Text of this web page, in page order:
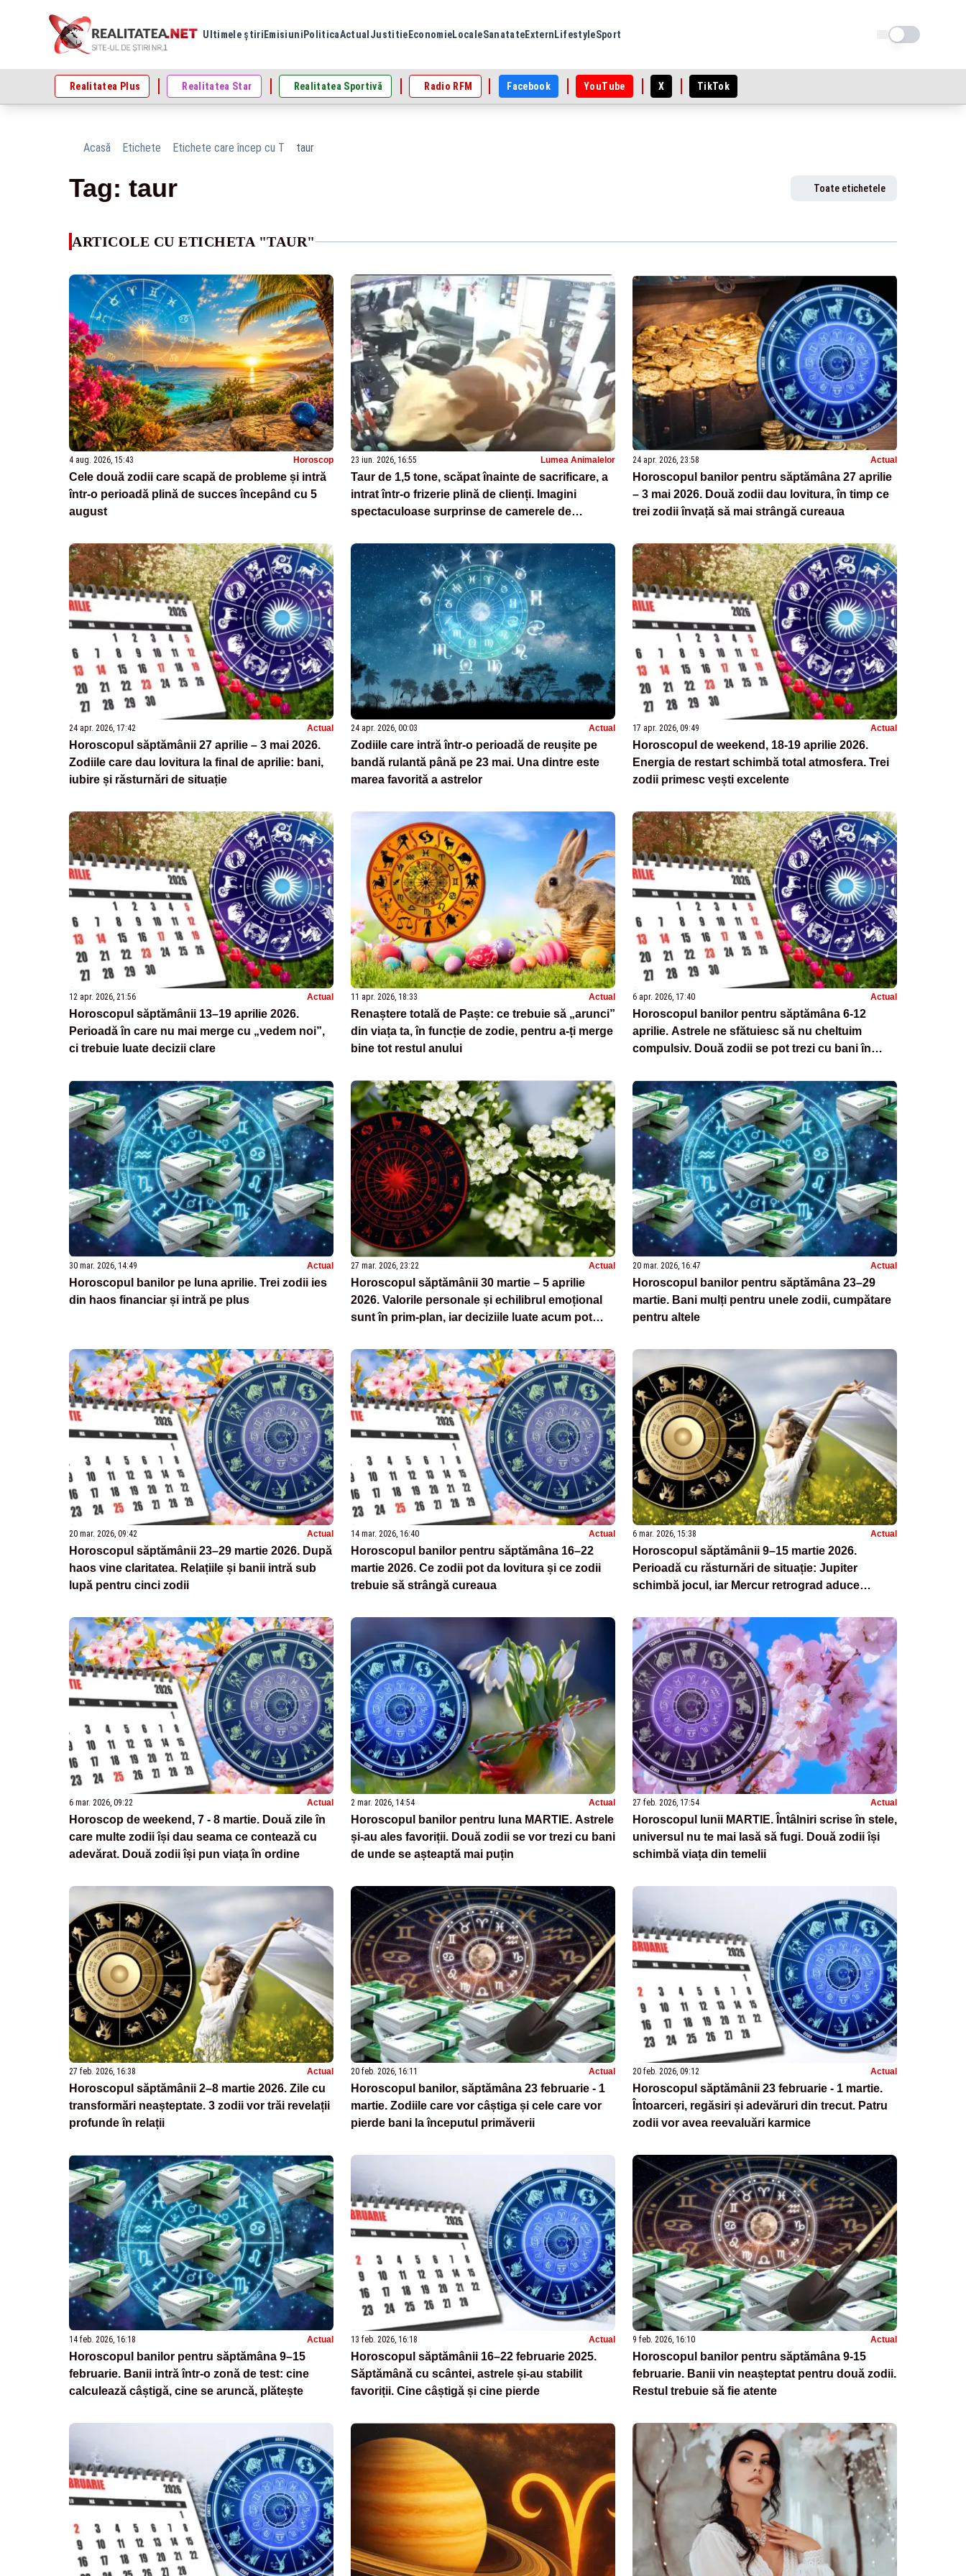
Ultimele știri Emisiuni PoliticaActual Justitie EconomieLocaleSanatateExtern LifestyleSport Schimba tema
Realitatea Plus Realitatea Star Realitatea Sportivă Radio RFM Facebook YouTube X TikTok
Acasă Etichete Etichete care încep cu T taur
Tag: taur Toate etichetele
ARTICOLE CU ETICHETA "TAUR"
4 aug. 2026, 15:43 Horoscop
Cele două zodii care scapă de probleme și intră
într-o perioadă plină de succes începând cu 5
august
23 iun. 2026, 16:55 Lumea Animalelor
Taur de 1,5 tone, scăpat înainte de sacrificare, a
intrat într-o frizerie plină de clienți. Imagini
spectaculoase surprinse de camerele de
24 apr. 2026, 23:58 Actual
Horoscopul banilor pentru săptămâna 27 aprilie
– 3 mai 2026. Două zodii dau lovitura, în timp ce
trei zodii învață să mai strângă cureaua
24 apr. 2026, 17:42 Actual
Horoscopul săptămânii 27 aprilie – 3 mai 2026.
Zodiile care dau lovitura la final de aprilie: bani,
iubire și răsturnări de situație
24 apr. 2026, 00:03 Actual
Zodiile care intră într-o perioadă de reușite pe
bandă rulantă până pe 23 mai. Una dintre este
marea favorită a astrelor
17 apr. 2026, 09:49 Actual
Horoscopul de weekend, 18-19 aprilie 2026.
Energia de restart schimbă total atmosfera. Trei
zodii primesc vești excelente
12 apr. 2026, 21:56 Actual
Horoscopul săptămânii 13–19 aprilie 2026.
Perioadă în care nu mai merge cu „vedem noi”,
ci trebuie luate decizii clare
11 apr. 2026, 18:33 Actual
Renaștere totală de Paște: ce trebuie să „arunci”
din viața ta, în funcție de zodie, pentru a-ți merge
bine tot restul anului
6 apr. 2026, 17:40 Actual
Horoscopul banilor pentru săptămâna 6-12
aprilie. Astrele ne sfătuiesc să nu cheltuim
compulsiv. Două zodii se pot trezi cu bani în
30 mar. 2026, 14:49 Actual
Horoscopul banilor pe luna aprilie. Trei zodii ies
din haos financiar și intră pe plus
27 mar. 2026, 23:22 Actual
Horoscopul săptămânii 30 martie – 5 aprilie
2026. Valorile personale și echilibrul emoțional
sunt în prim-plan, iar deciziile luate acum pot
20 mar. 2026, 16:47 Actual
Horoscopul banilor pentru săptămâna 23–29
martie. Bani mulți pentru unele zodii, cumpătare
pentru altele
20 mar. 2026, 09:42 Actual
Horoscopul săptămânii 23–29 martie 2026. După
haos vine claritatea. Relațiile și banii intră sub
lupă pentru cinci zodii
14 mar. 2026, 16:40 Actual
Horoscopul banilor pentru săptămâna 16–22
martie 2026. Ce zodii pot da lovitura și ce zodii
trebuie să strângă cureaua
6 mar. 2026, 15:38 Actual
Horoscopul săptămânii 9–15 martie 2026.
Perioadă cu răsturnări de situație: Jupiter
schimbă jocul, iar Mercur retrograd aduce
6 mar. 2026, 09:22 Actual
Horoscop de weekend, 7 - 8 martie. Două zile în
care multe zodii își dau seama ce contează cu
adevărat. Două zodii își pun viața în ordine
2 mar. 2026, 14:54 Actual
Horoscopul banilor pentru luna MARTIE. Astrele
și-au ales favoriții. Două zodii se vor trezi cu bani
de unde se așteaptă mai puțin
27 feb. 2026, 17:54 Actual
Horoscopul lunii MARTIE. Întâlniri scrise în stele,
universul nu te mai lasă să fugi. Două zodii își
schimbă viața din temelii
27 feb. 2026, 16:38 Actual
Horoscopul săptămânii 2–8 martie 2026. Zile cu
transformări neașteptate. 3 zodii vor trăi revelații
profunde în relații
20 feb. 2026, 16:11 Actual
Horoscopul banilor, săptămâna 23 februarie - 1
martie. Zodiile care vor câștiga și cele care vor
pierde bani la începutul primăverii
20 feb. 2026, 09:12 Actual
Horoscopul săptămânii 23 februarie - 1 martie.
Întoarceri, regăsiri și adevăruri din trecut. Patru
zodii vor avea reevaluări karmice
14 feb. 2026, 16:18 Actual
Horoscopul banilor pentru săptămâna 9–15
februarie. Banii intră într-o zonă de test: cine
calculează câștigă, cine se aruncă, plătește
13 feb. 2026, 16:18 Actual
Horoscopul săptămânii 16–22 februarie 2025.
Săptămână cu scântei, astrele și-au stabilit
favoriții. Cine câștigă și cine pierde
9 feb. 2026, 16:10 Actual
Horoscopul banilor pentru săptămâna 9-15
februarie. Banii vin neașteptat pentru două zodii.
Restul trebuie să fie atente